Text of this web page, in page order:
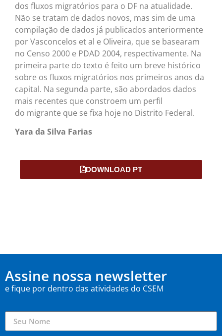
dos fluxos migratórios para o DF na atualidade.
Não se tratam de dados novos, mas sim de uma
compilação de dados já publicados anteriormente
por Vasconcelos et al e Oliveira, que se basearam
no Censo 2000 e PDAD 2004, respectivamente. Na
primeira parte do texto é feito um breve histórico
sobre os fluxos migratórios nos primeiros anos da
capital. Na segunda parte, são abordados dados
mais recentes que constroem um perfil
do migrante que se fixa hoje no Distrito Federal.
Yara da Silva Farias
DOWNLOAD PT
Assine nossa newsletter
e fique por dentro das atividades do CSEM